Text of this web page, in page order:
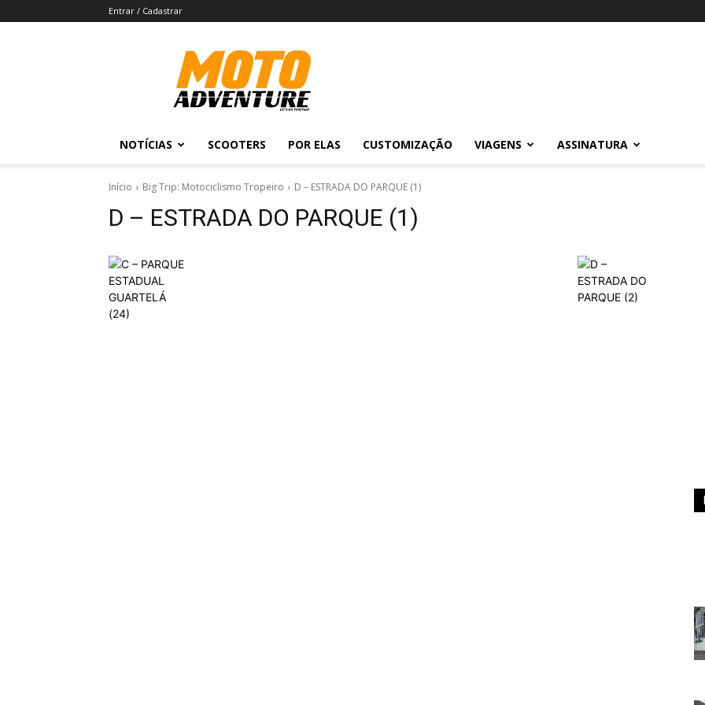
Entrar / Cadastrar
Revista
Moto
Adventure
NOTÍCIAS SCOOTERS POR ELAS CUSTOMIZAÇÃO VIAGENS ASSINATURA
Início Big Trip: Motociclismo Tropeiro D – ESTRADA DO PARQUE (1)
D – ESTRADA DO PARQUE (1)